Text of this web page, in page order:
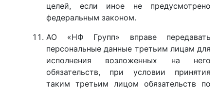
целей, если иное не предусмотрено
федеральным законом.
АО «НФ Групп» вправе передавать
персональные данные третьим лицам для
исполнения возложенных на него
обязательств, при условии принятия
таким третьим лицом обязательств по